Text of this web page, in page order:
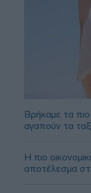
Βρήκαμε τα
αγαπούν τα
Η πιο
αποτέλεσμα